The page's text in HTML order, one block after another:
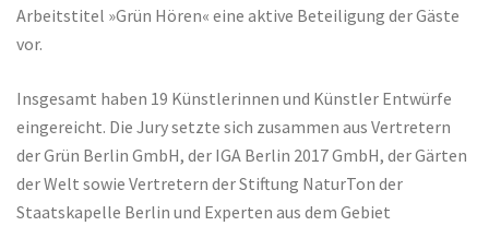
Arbeitstitel »Grün Hören« eine aktive Beteiligung der Gäste
vor.
Insgesamt haben 19 Künstlerinnen und Künstler Entwürfe
eingereicht. Die Jury setzte sich zusammen aus Vertretern
der Grün Berlin GmbH, der IGA Berlin 2017 GmbH, der Gärten
der Welt sowie Vertretern der Stiftung NaturTon der
Staatskapelle Berlin und Experten aus dem Gebiet